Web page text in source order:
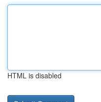
HTML is disabled